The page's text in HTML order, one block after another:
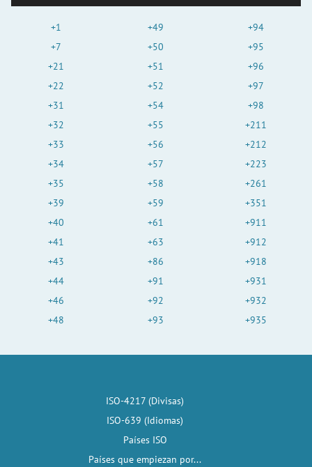
+1
+7
+21
+22
+31
+32
+33
+34
+35
+39
+40
+41
+43
+44
+46
+48
+49
+50
+51
+52
+54
+55
+56
+57
+58
+59
+61
+63
+86
+91
+92
+93
+94
+95
+96
+97
+98
+211
+212
+223
+261
+351
+911
+912
+918
+931
+932
+935
ISO-4217 (Divisas)
ISO-639 (Idiomas)
Países ISO
Países que empiezan por...